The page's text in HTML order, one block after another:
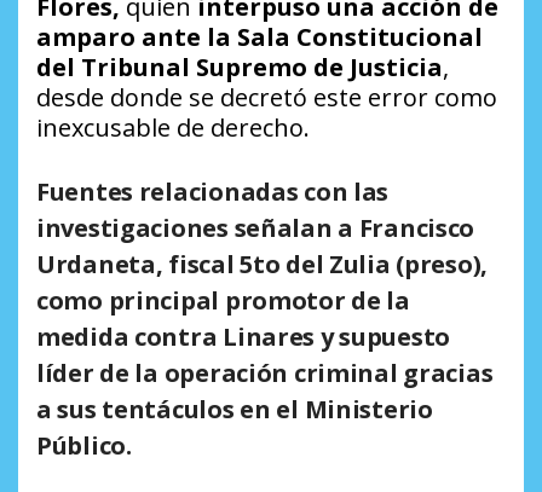
amparo ante la Sala Constitucional
del Tribunal Supremo de Justicia,
desde donde se decretó este error como
inexcusable de derecho.
Fuentes relacionadas con las
investigaciones señalan a Francisco
Urdaneta, fiscal 5to del Zulia (preso),
como principal promotor de la
medida contra Linares y supuesto
líder de la operación criminal gracias
a sus tentáculos en el Ministerio
Público.